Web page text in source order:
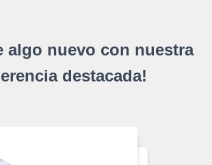
algo nuevo con nuestra
destacada!